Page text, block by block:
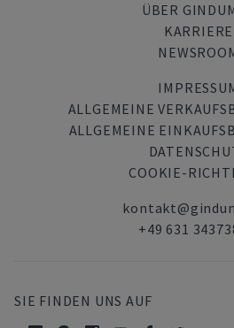
ÜBER
KARRIERE
ALLGEMEINE
ALLGEMEINE
COOKIE-
+49 631
SIE FINDEN UNS AUF